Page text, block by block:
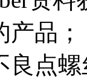
品；
良点